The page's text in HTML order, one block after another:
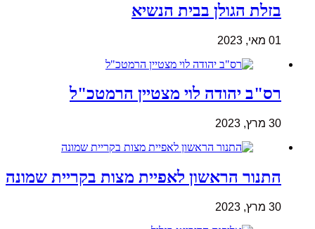
בזלת הגולן בבית הנשיא
01 מאי, 2023
רס"ב יהודה לוי מצטיין הרמטכ"ל
30 מרץ, 2023
התנור הראשון לאפיית מצות בקריית שמונה
30 מרץ, 2023